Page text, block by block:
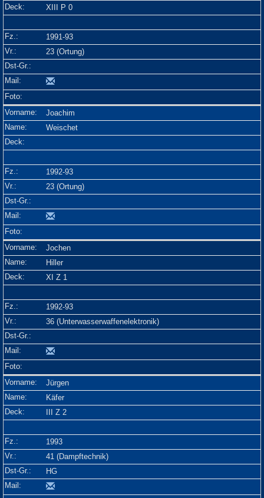
XIII P 0
1991-93
23 (Ortung)
Joachim
Weischet
1992-93
23 (Ortung)
Jochen
Hiller
XI Z 1
1992-93
36 (Unterwasserwaffenelektronik)
Jürgen
Käfer
III Z 2
1993
41 (Dampftechnik)
HG